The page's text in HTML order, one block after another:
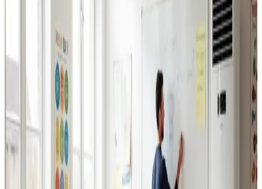
Industriventilation
Ventilation til fabrikker, haller og lagerbygninger i Struer.
Professionel dimensionering.